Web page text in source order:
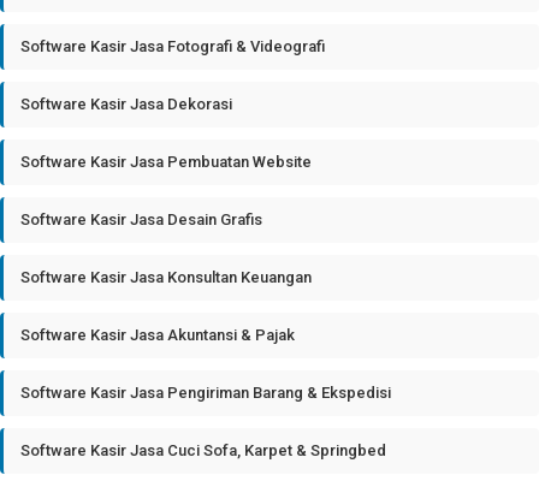
Software Kasir Jasa Fotografi & Videografi
Software Kasir Jasa Dekorasi
Software Kasir Jasa Pembuatan Website
Software Kasir Jasa Desain Grafis
Software Kasir Jasa Konsultan Keuangan
Software Kasir Jasa Akuntansi & Pajak
Software Kasir Jasa Pengiriman Barang & Ekspedisi
Software Kasir Jasa Cuci Sofa, Karpet & Springbed